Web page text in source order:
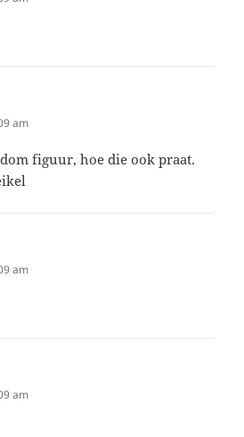
am
figuur, hoe die ook praat.
am
am